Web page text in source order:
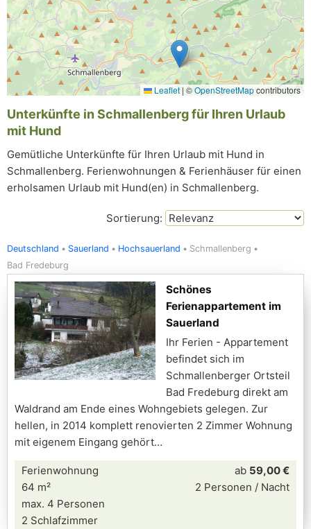
Leaflet | ©OpenStreetMapcontributors
Unterkünfte in Schmallenberg für Ihren Urlaub
mit Hund
Gemütliche Unterkünfte für Ihren Urlaub mit Hund in
Schmallenberg. Ferienwohnungen & Ferienhäuser für einen
erholsamen Urlaub mit Hund(en) in Schmallenberg.
Sortierung:
Deutschland Sauerland Hochsauerland
Schmallenberg
Bad Fredeburg
Schönes
Ferienappartement im
Sauerland
Ihr Ferien - Appartement
befindet sich im
Schmallenberger Ortsteil
Bad Fredeburg direkt am
Waldrand am Ende eines Wohngebiets gelegen. Zur
hellen, in 2014 komplett renovierten 2 Zimmer Wohnung
mit eigenem Eingang gehört
Ferienwohnung
64 m²
max. 4 Personen
2 Schlafzimmer
ab 59,00 €
2 Personen / Nacht